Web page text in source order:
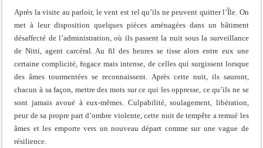
Après la visite au parloir, le vent est tel qu’ils ne peuvent quitter l’Île. On
met à leur disposition quelques pièces aménagées dans un bâtiment
désaffecté de l’administration, où ils passent la nuit sous la surveillance
de Nitti, agent carcéral. Au fil des heures se tisse alors entre eux une
certaine complicité, fugace mais intense, de celles qui surgissent lorsque
des âmes tourmentées se reconnaissent. Après cette nuit, ils sauront,
chacun à sa façon, mettre des mots sur ce qui les oppresse, ce qu’ils ne se
sont jamais avoué à eux-mêmes. Culpabilité, soulagement, libération,
peur de sa propre part d’ombre violente, cette nuit de tempête a remué les
âmes et les emporte vers un nouveau départ comme sur une vague de
résilience.